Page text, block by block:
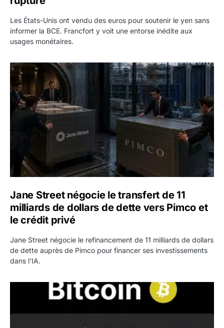
Les États-Unis ont vendu des euros pour soutenir le yen sans
informer la BCE. Francfort y voit une entorse inédite aux
usages monétaires.
Jane Street négocie le transfert de 11 milliards de
Jane Street négocie le transfert de 11
milliards de dollars de dette vers Pimco et
le crédit privé
Jane Street négocie le refinancement de 11 milliards de dollars
de dette auprès de Pimco pour financer ses investissements
dans l'IA.
Bitcoin stagne à 64 000 dollars pendant que les